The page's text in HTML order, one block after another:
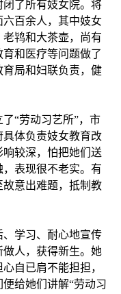
了所有妓女院。将
百余人，其中妓女
鸨和大茶壶，尚有
和医疗等问题做了
局和妇联负责，健
“劳动习艺所”，市
体负责妓女教育改
较深，怕把她们送
表现很不老实。有
意出难题，抵制教
学习、耐心地宣传
人，获得新生。她
自已肩不能担担，
给她们讲解“劳动习